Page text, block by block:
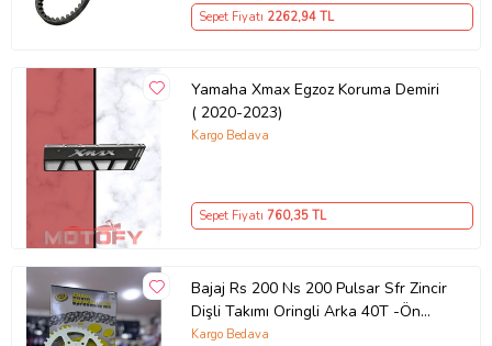
Sepet Fiyatı 2262,94 TL
Yamaha Xmax Egzoz Koruma Demiri
( 2020-2023)
Kargo Bedava
Sepet Fiyatı 760,35 TL
Bajaj Rs 200 Ns 200 Pulsar Sfr Zincir
Dişli Takımı Oringli Arka 40T -Ön
14T 108 Bakla Supermto
Kargo Bedava